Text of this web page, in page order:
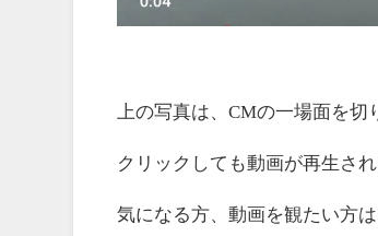
上の写真は、CMの一場面を切
クリックしても動画が再生さ
気になる方、動画を観たい方